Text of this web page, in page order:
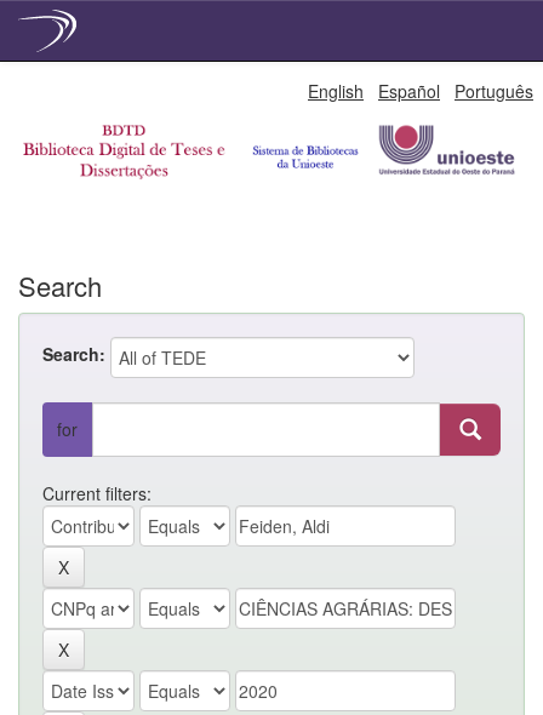
English Español Português
Search
Search:
for
Current filters: